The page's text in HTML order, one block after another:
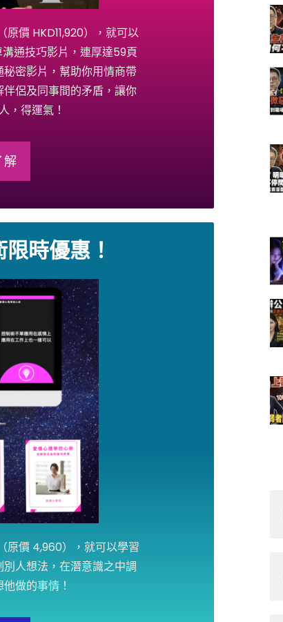
價 HKD11,920），就可以
通技巧影片，連厚達59頁
密影片，幫助你用情商帶
侶及同事間的矛盾，讓你
，得運氣！
解
時優惠！
原價 4,960），就可以學習
人想法，在潛意識之中調
做的事情！